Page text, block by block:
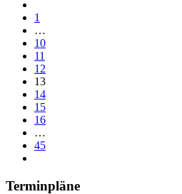
1
…
10
11
12
13
14
15
16
…
45
Terminpläne